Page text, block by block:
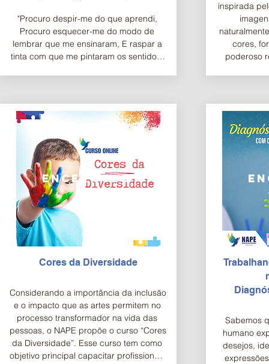
"Procuro despir-me do que aprendi,
Procuro esquecer-me do modo de
lembrar que me ensinaram, E raspar a
tinta com que me pintaram os sentidos,
encerrado
Cores da Diversidade
​Considerando a importância da inclusão
e o impacto que as artes permitem no
processo transformador na vida das
pessoas, o NAPE propõe o curso “Cores
da Diversidade”. Esse curso tem como
objetivo principal capacitar profissionais
inspirada
cores,
poderoso
forma
Sabemos
humano
desejos,